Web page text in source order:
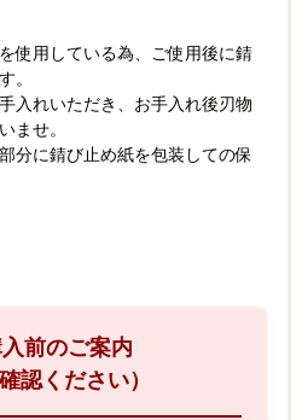
使用している為、ご使用後に錆
。
入れいただき、お手入れ後刃物
ませ。
分に錆び止め紙を包装しての保
前のご案内
認ください）